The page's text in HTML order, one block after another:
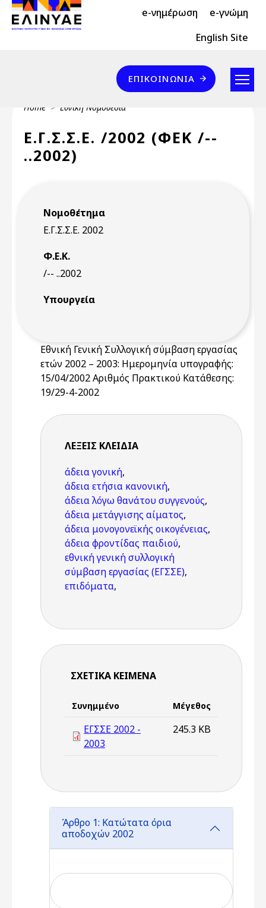
Skip to main content
Header Top 2 e-νημέρωση e-γνώμη
Header Top English Site
Επικοινωνία
ΕΠΙΚΟΙΝΩΝΊΑ
Breadcrumb
Home Εθνική Νομοθεσία
Ε.Γ.Σ.Σ.Ε. /2002 (ΦΕΚ /--
..2002)
Νομοθέτημα
Ε.Γ.Σ.Σ.Ε. 2002
Φ.Ε.Κ.
/-- ..2002
Υπουργεία
Εθνική Γενική Συλλογική σύμβαση εργασίας
ετών 2002 – 2003: Ημερομηνία υπογραφής:
15/04/2002 Αριθμός Πρακτικού Κατάθεσης:
19/29-4-2002
ΛΈΞΕΙΣ KΛΕΙΔΙΆ
άδεια γονική,
άδεια ετήσια κανονική,
άδεια λόγω θανάτου συγγενούς,
άδεια μετάγγισης αίματος,
άδεια μονογονεϊκής οικογένειας,
άδεια φροντίδας παιδιού,
εθνική γενική συλλογική
σύμβαση εργασίας (ΕΓΣΣΕ),
επιδόματα,
ΣΧΕΤΙΚΆ ΚΕΊΜΕΝΑ
Συνημμένο Μέγεθος
ΕΓΣΣΕ 2002 -
2003
245.3 KB
Άρθρο 1: Κατώτατα όρια
αποδοχών 2002